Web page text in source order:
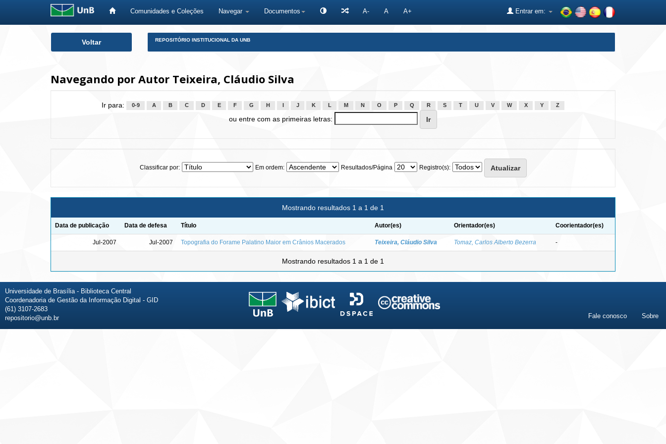
Comunidades e Coleções Navegar Documentos A- A A+ Entrar em:
Voltar REPOSITÓRIO INSTITUCIONAL DA UNB
Navegando por Autor Teixeira, Cláudio Silva
Ir para: 0-9 A B C D E F G H J K L M N O P Q R S T U V W X Y Z
ou entre com as primeiras letras:
Classificar por: Em ordem: Resultados/Página Registro(s):
Mostrando resultados 1 a 1 de 1
Data de publicação Data de defesa Título Autor(es) Orientador(es) Coorientador(es)
Jul-2007 Jul-2007 Topografia do Forame Palatino Maior em Crânios Macerados Teixeira, Cláudio Silva Tomaz, Carlos Alberto Bezerra -
Mostrando resultados 1 a 1 de 1
Universidade de Brasília - Biblioteca Central
Coordenadoria de Gestão da Informação Digital - GID
(61) 3107-2683
repositorio@unb.br
Fale conosco Sobre